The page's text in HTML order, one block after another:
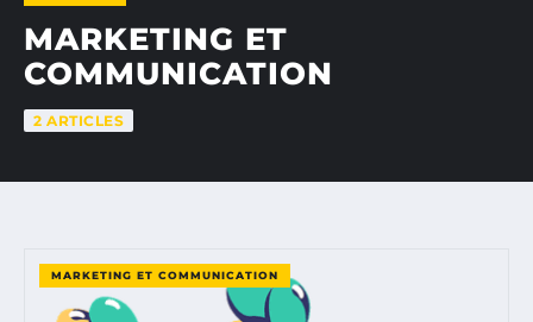
MARKETING ET
COMMUNICATION
2 ARTICLES
MARKETING ET COMMUNICATION